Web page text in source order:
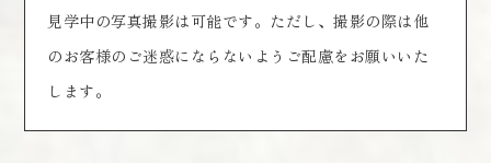
見学中の写真撮影は可能です。ただし、撮影の際は他
のお客様のご迷惑にならないようご配慮をお願いいた
します。